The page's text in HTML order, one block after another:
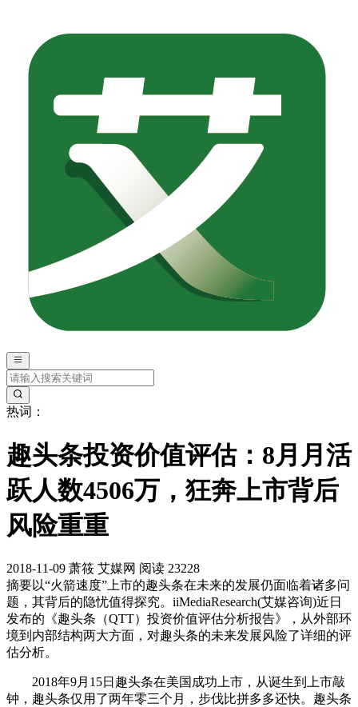
热词：
趣头条投资价值评估：8月月活
跃人数4506万，狂奔上市背后
风险重重
2018-11-09 萧筱 艾媒网 阅读 23228
摘要以“火箭速度”上市的趣头条在未来的发展仍面临着诸多问
题，其背后的隐忧值得探究。iiMediaResearch(艾媒咨询)近日
发布的《趣头条（QTT）投资价值评估分析报告》，从外部环
境到内部结构两大方面，对趣头条的未来发展风险了详细的评
估分析。
2018年9月15日趣头条在美国成功上市，从诞生到上市敲
钟，趣头条仅用了两年零三个月，步伐比拼多多还快。趣头条